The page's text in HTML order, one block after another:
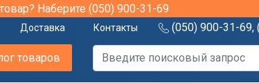
Наберите (050) 900-31-69
Доставка Контакты (050) 900-31-69,
товаров